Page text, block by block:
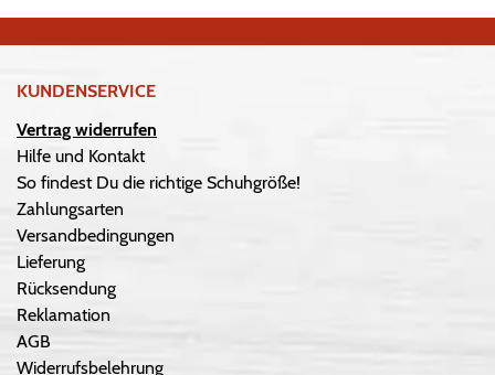
KUNDENSERVICE
Vertrag widerrufen
Hilfe und Kontakt
So findest Du die richtige Schuhgröße!
Zahlungsarten
Versandbedingungen
Lieferung
Rücksendung
Reklamation
AGB
Widerrufsbelehrung